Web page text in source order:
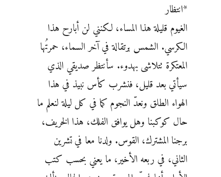
*انتظار
الغيوم قليلة هذا المساء، لكنني لن أبارح هذا
الكرسي. الشمس برتقالة في آخر السماء، حمرتُها
المعتكرة تتلاشى بهدوء. سأنتظر صديقي الذي
سيأتي بعد قليل، فنشرب كأس نبيذ في هذا
الهواء الطلق ونعدّ النجوم كما في كل ليلة لنعلم ما
حال كوكبنا وهل يوافق الفلك، هذا الخريف،
برجنا المشترك، القوس. ولدنا معا في تشرين
الثاني، في ربعه الأخير، ما يعني بحسب كتب